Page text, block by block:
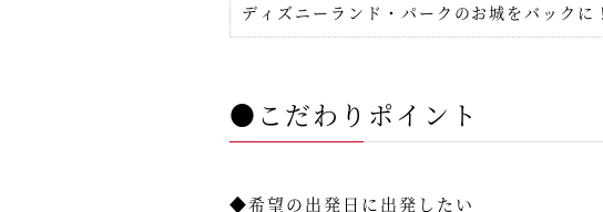
ディズニーランド・パークのお城をバックに！
●こだわりポイント
◆希望の出発日に出発したい